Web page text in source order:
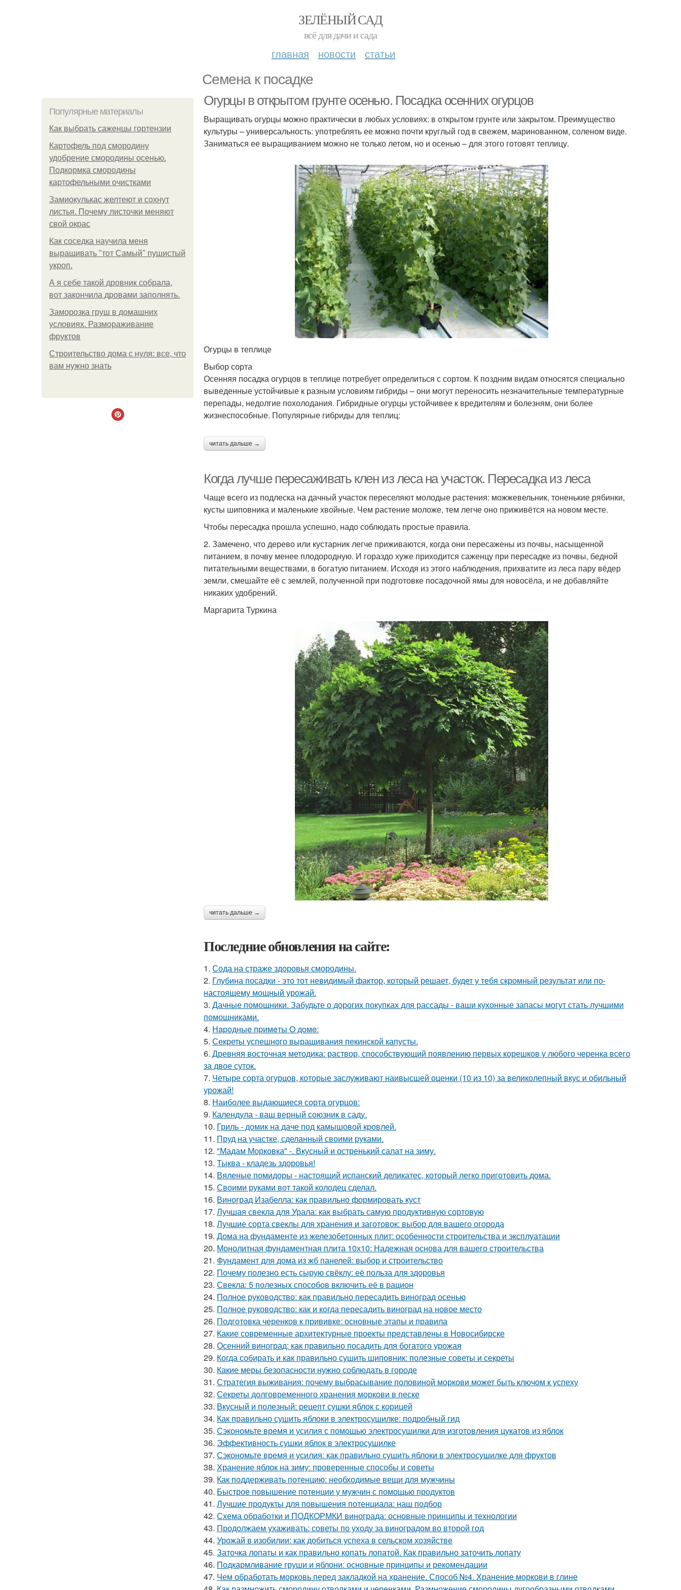
ЗЕЛЁНЫЙ САД
всё для дачи и сада
главная новости статьи
Семена к посадке
Популярные материалы
Как выбрать саженцы гортензии
Картофель под смородину
удобрение смородины осенью.
Подкормка смородины
картофельными очистками
Замиокулькас желтеют и сохнут
листья. Почему листочки меняют
свой окрас
Как соседка научила меня
выращивать "тот Самый" пушистый
укроп.
А я себе такой дровник собрала,
вот закончила дровами заполнять.
Заморозка груш в домашних
условиях. Размораживание
фруктов
Строительство дома с нуля: все, что
вам нужно знать
Огурцы в открытом грунте осенью. Посадка осенних огурцов
Выращивать огурцы можно практически в любых условиях: в открытом грунте или закрытом. Преимущество
культуры – универсальность: употреблять ее можно почти круглый год в свежем, маринованном, соленом виде.
Заниматься ее выращиванием можно не только летом, но и осенью – для этого готовят теплицу.
Огурцы в теплице
Выбор сорта
Осенняя посадка огурцов в теплице потребует определиться с сортом. К поздним видам относятся специально
выведенные устойчивые к разным условиям гибриды – они могут переносить незначительные температурные
перепады, недолгие похолодания. Гибридные огурцы устойчивее к вредителям и болезням, они более
жизнеспособные. Популярные гибриды для теплиц:
читать дальше →
Когда лучше пересаживать клен из леса на участок. Пересадка из леса
Чаще всего из подлеска на дачный участок переселяют молодые растения: можжевельник, тоненькие рябинки,
кусты шиповника и маленькие хвойные. Чем растение моложе, тем легче оно приживётся на новом месте.
Чтобы пересадка прошла успешно, надо соблюдать простые правила.
2. Замечено, что дерево или кустарник легче приживаются, когда они пересажены из почвы, насыщенной
питанием, в почву менее плодородную. И гораздо хуже приходится саженцу при пересадке из почвы, бедной
питательными веществами, в богатую питанием. Исходя из этого наблюдения, прихватите из леса пару вёдер
земли, смешайте её с землей, полученной при подготовке посадочной ямы для новосёла, и не добавляйте
никаких удобрений.
Маргарита Туркина
читать дальше →
Последние обновления на сайте:
1. Сода на страже здоровья смородины.
2. Глубина посадки - это тот невидимый фактор, который решает, будет у тебя скромный результат или по-
настоящему мощный урожай.
3. Дачные помощники. Забудьте о дорогих покупках для рассады - ваши кухонные запасы могут стать лучшими
помощниками.
4. Нapoдныe пpимeты O дoмe:
5. Секреты успешного выращивания пекинской капусты.
6. Древняя восточная методика: раствор, способствующий появлению первых корешков у любого черенка всего
за двое суток.
7. Четыре сорта огурцов, которые заслуживают наивысшей оценки (10 из 10) за великолепный вкус и обильный
урожай!
8. Наиболее выдающиеся сорта огурцов:
9. Календула - ваш верный союзник в саду.
10. Гриль - домик на даче под камышовой кровлей.
11. Пруд на участке, сделанный своими руками.
12. "Мадам Морковка" -. Вкусный и остренький салат на зиму.
13. Тыква - кладезь здоровья!
14. Вяленые помидоры - настоящий испанский деликатес, который легко приготовить дома.
15. Своими руками вот такой колодец сделал.
16. Виноград Изабелла: как правильно формировать куст
17. Лучшая свекла для Урала: как выбрать самую продуктивную сортовую
18. Лучшие сорта свеклы для хранения и заготовок: выбор для вашего огорода
19. Дома на фундаменте из железобетонных плит: особенности строительства и эксплуатации
20. Монолитная фундаментная плита 10х10: Надежная основа для вашего строительства
21. Фундамент для дома из жб панелей: выбор и строительство
22. Почему полезно есть сырую свёклу: её польза для здоровья
23. Свекла: 5 полезных способов включить её в рацион
24. Полное руководство: как правильно пересадить виноград осенью
25. Полное руководство: как и когда пересадить виноград на новое место
26. Подготовка черенков к прививке: основные этапы и правила
27. Какие современные архитектурные проекты представлены в Новосибирске
28. Осенний виноград: как правильно посадить для богатого урожая
29. Когда собирать и как правильно сушить шиповник: полезные советы и секреты
30. Какие меры безопасности нужно соблюдать в городе
31. Стратегия выживания: почему выбрасывание половиной моркови может быть ключом к успеху
32. Секреты долговременного хранения моркови в песке
33. Вкусный и полезный: рецепт сушки яблок с корицей
34. Как правильно сушить яблоки в электросушилке: подробный гид
35. Сэкономьте время и усилия с помощью электросушилки для изготовления цукатов из яблок
36. Эффективность сушки яблок в электросушилке
37. Сэкономьте время и усилия: как правильно сушить яблоки в электросушилке для фруктов
38. Хранение яблок на зиму: проверенные способы и советы
39. Как поддерживать потенцию: необходимые вещи для мужчины
40. Быстрое повышение потенции у мужчин с помощью продуктов
41. Лучшие продукты для повышения потенциала: наш подбор
42. Схема обработки и ПОДКОРМКИ винограда: основные принципы и технологии
43. Продолжаем ухаживать: советы по уходу за виноградом во второй год
44. Урожай в изобилии: как добиться успеха в сельском хозяйстве
45. Заточка лопаты и как правильно копать лопатой. Как правильно заточить лопату
46. Подкармливание груши и яблони: основные принципы и рекомендации
47. Чем обработать морковь перед закладкой на хранение. Способ №4. Хранение моркови в глине